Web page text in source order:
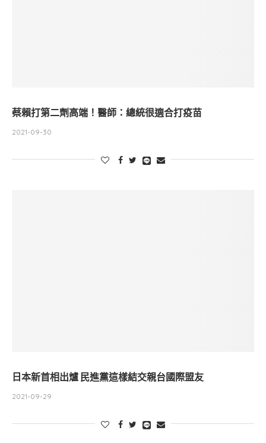
蔡賴打第二劑高端！醫師：總統很適合打疫苗
2021-09-30
日本新首相出爐 民進黨這樣結交親台國際盟友
2021-09-29